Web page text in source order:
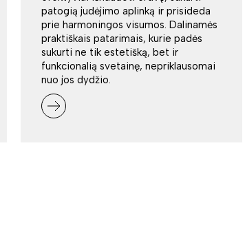
patogią judėjimo aplinką ir prisideda
prie harmoningos visumos. Dalinamės
praktiškais patarimais, kurie padės
sukurti ne tik estetišką, bet ir
funkcionalią svetainę, nepriklausomai
nuo jos dydžio.